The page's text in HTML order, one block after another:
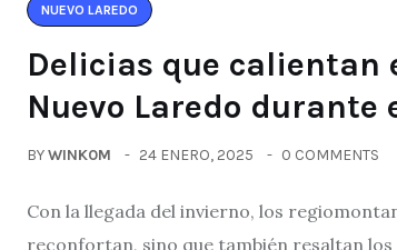
NUEVO LAREDO
Delicias que
Nuevo Laredo durante
BYWINK0M 24 ENERO, 2025 0 COMMENTS
Con la llegada del invierno, los
reconfortan, sino que también resaltan